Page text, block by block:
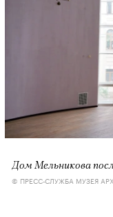
Дом Мельникова
© ПРЕСС-СЛУЖБА МУЗЕЯ